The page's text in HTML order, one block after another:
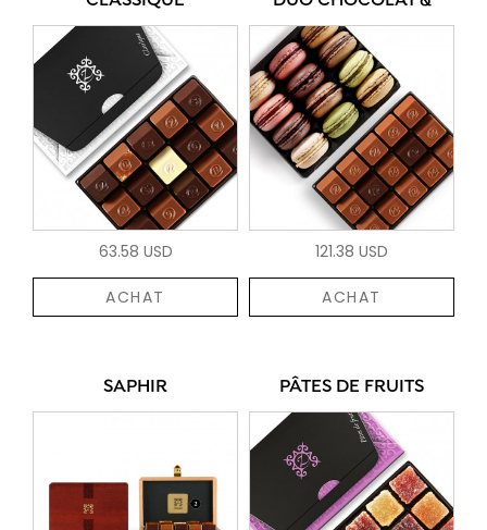
63.58 USD
ACHAT
121.38 USD
ACHAT
SAPHIR PÂTES DE FRUITS